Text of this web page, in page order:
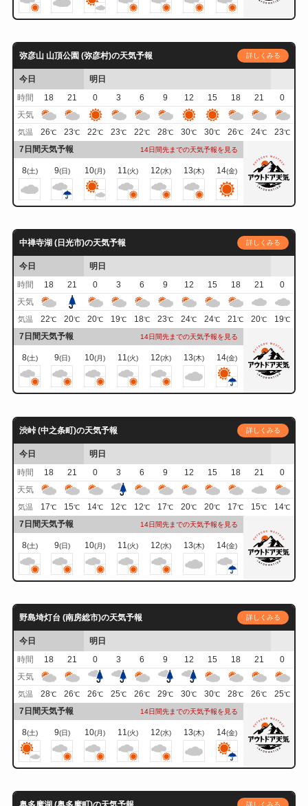
弥彦山 山頂公園 (弥彦村)の天気予報 詳しくみる
今日
明日
時間
18 21 0 3 6 9 12 15 18 21
0
天気
気温 26℃ 23℃ 22℃ 23℃ 22℃ 28℃ 30℃ 30℃ 26℃ 24℃ 23℃
7日間天気予報 14日間先までの天気予報を見る
8(土) 9(日) 10(月) 11(火) 12(水) 13(木) 14(金)
中禅寺湖 (日光市)の天気予報 詳しくみる
今日
明日
時間
18 21 0 3 6 9 12 15 18 21
0
天気
気温 22℃ 20℃ 20℃ 19℃ 18℃ 23℃ 24℃ 24℃ 21℃ 20℃ 19℃
7日間天気予報 14日間先までの天気予報を見る
8(土) 9(日) 10(月) 11(火) 12(水) 13(木) 14(金)
渋峠 (中之条町)の天気予報 詳しくみる
今日
明日
時間
18 21 0 3 6 9 12 15 18 21
0
天気
気温 17℃ 15℃ 14℃ 12℃ 12℃ 17℃ 20℃ 20℃ 17℃ 15℃ 14℃
7日間天気予報 14日間先までの天気予報を見る
8(土) 9(日) 10(月) 11 (火) 12(水) 13(木) 14(金)
野島埼灯台 (南房総市)の天気予報 詳しくみる
今日
明日
時間
18 21 0 3 6 9 12 15 18 21
0
天気
気温 28℃ 26℃ 26℃ 25℃ 26℃ 29℃ 30℃ 30℃ 28℃ 26℃ 25℃
7日間天気予報 14日間先までの天気予報を見る
8(土) 9(日) 10(月) 11(火) 12(水) 13(木) 14(金)
詳しくみる